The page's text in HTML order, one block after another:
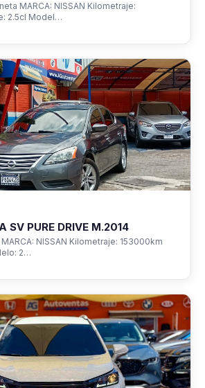
MARCA: NISSAN Kilometraje:
2.5cl Model…
SV PURE DRIVE M.2014
MARCA: NISSAN Kilometraje: 153000km
2…